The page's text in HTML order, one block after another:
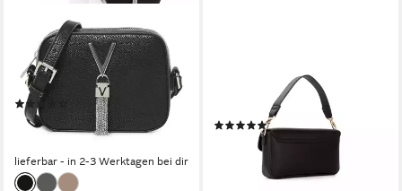
VALENTINO BAGS
Umhängetasche DIVINA,
Handtasche Damen Tasche
Damen Schultertasche
(81)
ab 46,14 € UVP65,00 €
lieferbar - in 2-3 Werktagen bei dir
goldfoldfarbenem Logo-
Schmuckelement
(8)
ab 77,74 € 109,99 €
lieferbar - in 2-3 Werktagen bei dir